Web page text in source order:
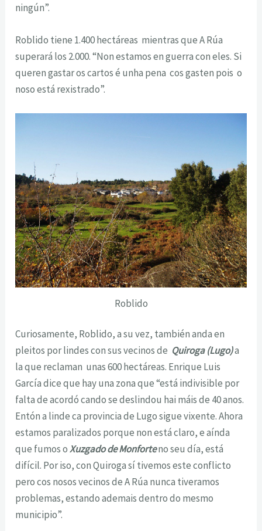
ningún”.
Roblido tiene 1.400 hectáreas mientras que A Rúa
superará los 2.000. “Non estamos en guerra con eles. Si
queren gastar os cartos é unha pena cos gasten pois o
noso está rexistrado”.
Roblido
Curiosamente, Roblido, a su vez, también anda en
pleitos por lindes con sus vecinos de Quiroga (Lugo)a
la que reclaman unas 600 hectáreas. Enrique Luis
García dice que hay una zona que “está indivisible por
falta de acordó cando se deslindou hai máis de 40 anos.
Entón a linde ca provincia de Lugo sigue vixente. Ahora
estamos paralizados porque non está claro, e aínda
que fumos oXuzgado de Monforteno seu día, está
difícil. Por iso, con Quiroga sí tivemos este conflicto
pero cos nosos vecinos de A Rúa nunca tiveramos
problemas, estando ademais dentro do mesmo
municipio”.